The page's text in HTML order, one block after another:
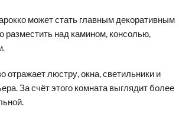
может стать главным декоративным
разместить над камином, консолью,
отражает люстру, окна, светильники и
За счёт этого комната выглядит более